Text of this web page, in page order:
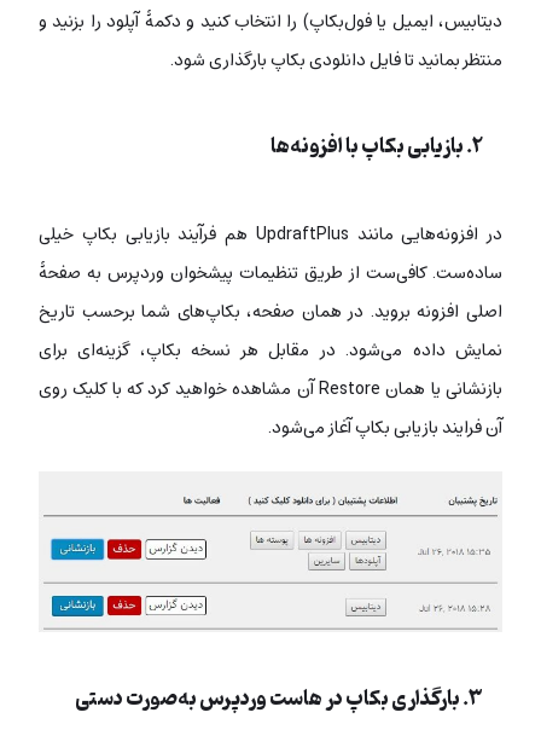
دیتابیس، ایمیل یا فول‌‌بکاپ) را انتخاب کنید و دکمۀ آپلود را بزنید و
منتظر بمانید تا فایل دانلودی بکاپ بارگذاری شود.
۲. بازیابی بکاپ با افزونه‌ها
در افزونه‌هایی مانند UpdraftPlus هم فرآیند بازیابی بکاپ خیلی
ساده‌ست. کافی‌ست از طریق تنظیمات پیشخوان وردپرس به صفحۀ
اصلی افزونه بروید. در همان صفحه، بکاپ‌های شما برحسب تاریخ
نمایش داده می‌شود. در مقابل هر نسخه بکاپ، گزینه‌ای برای
بازنشانی یا همان Restore آن مشاهده خواهید کرد که با کلیک روی
آن فرایند بازیابی بکاپ آغاز می‌شود.
۳. بارگذاری بکاپ در هاست وردپرس به‌صورت دستی